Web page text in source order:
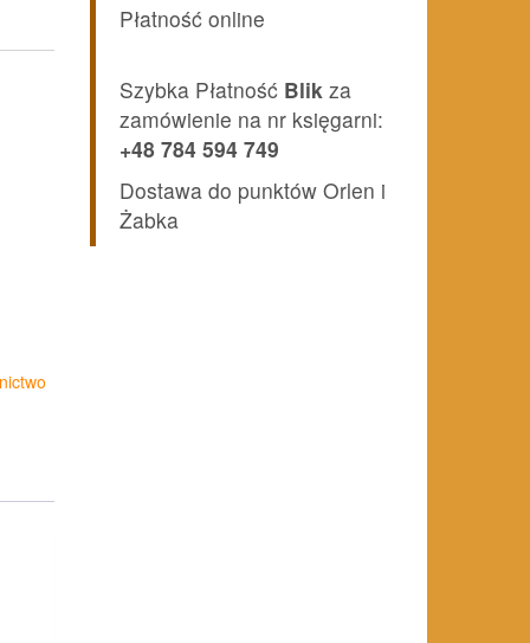
Płatność online
Szybka Płatność Blik za
zamówienie na nr księgarni:
+48 784 594 749
Dostawa do punktów Orlen i
Żabka